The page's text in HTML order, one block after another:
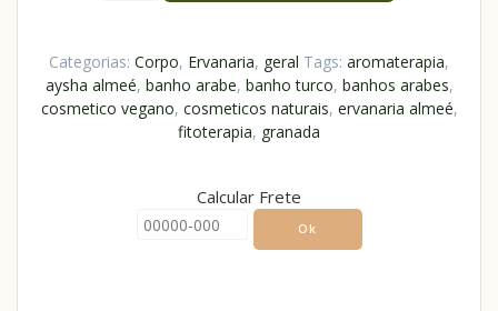
Categorias: Corpo, Ervanaria, geral Tags: aromaterapia,
aysha almeé, banho arabe, banho turco, banhos arabes,
cosmetico vegano, cosmeticos naturais, ervanaria almeé,
fitoterapia, granada
Calcular Frete
Ok